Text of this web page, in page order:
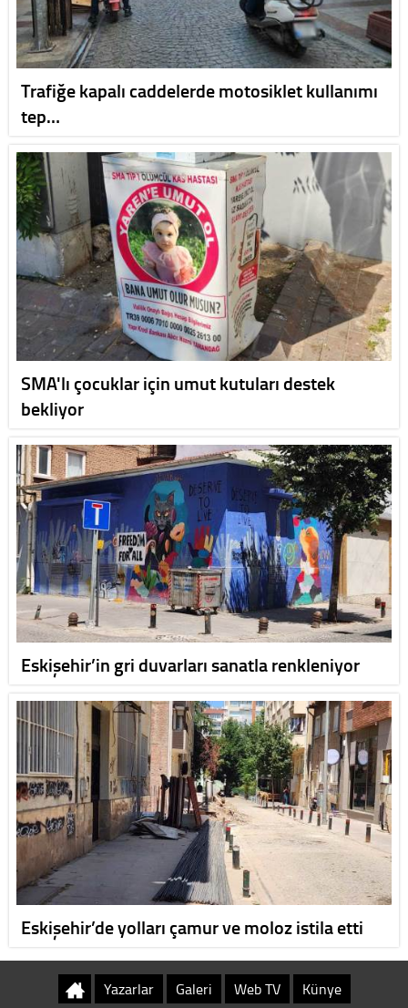
Trafiğe kapalı caddelerde motosiklet kullanımı
tep…
SMA'lı çocuklar için umut kutuları destek
bekliyor
Eskişehir’in gri duvarları sanatla renkleniyor
Eskişehir’de yolları çamur ve moloz istila etti
Yazarlar Galeri Web TV Künye